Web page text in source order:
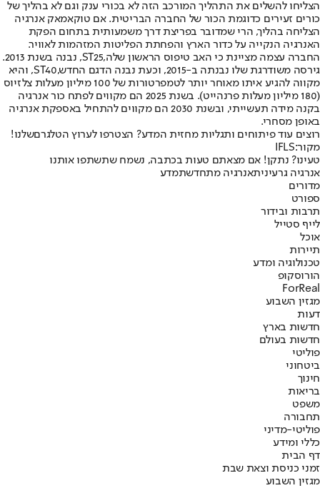
הצליחו להשלים את התהליך המורכב הזה לא בכורי ענק וגם לא בהליך של
כורים זעירים כדוגמת הכור של החברה הבריטית. אם טוקאמאק אנרגיה
הצליחה בהליך, הרי שמדובר בפריצת דרך משמעותית בתחום הפקת
האנרגיה הנקייה על כדור הארץ והפחתת הפליטות המזהמות לאוויר.
החברה עצמה מציינת כי האב טיפוס הראשון שלה,ST25
, נבנה בשנת 2013.
גירסה משודרגת שלו נבנתה ב-2015, וכעת נבנה הדגם החדש,
ST40, והיא
מקווה להגיע איתו מאוחר יותר לטמפרטורות של 100 מיליון מעלות צלזיוס
(180 מיליון מעלות פרנהייט). בשנת 2025 הם מקווים לפתח כור אנרגיה
בקנה מידה תעשייתי, ובשנת 2030 הם מקווים להתחיל באספקת אנרגיה
באופן מסחרי.
רוצים עוד פיתוחים ותגליות מחזית המדע? הצטרפו לערוץ הטלגרםשלנו!
מקור:IFLS
טעינו? נתקן! אם מצאתם טעות בכתבה, נשמח שתשתפו אותנו
אנרגיה גרעיניתאנרגיה מתחדשתמדע
מדורים
ספורט
תרבות ובידור
לייף סטייל
אוכל
תיירות
טכנולוגיה ומדע
הורוסקופ
ForReal
מגזין השבוע
דעות
חדשות בארץ
חדשות בעולם
פוליטי
ביטחוני
חינוך
בריאות
משפט
תחבורה
פוליטי-מדיני
כללי ומידע
דף הבית
זמני כניסת וצאת שבת
מגזין השבוע